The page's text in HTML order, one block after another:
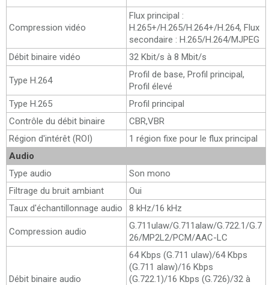
Compression vidéo
Flux principal :
H.265+/H.265/H.264+/H.264, Flux
secondaire : H.265/H.264/MJPEG
Débit binaire vidéo
32 Kbit/s à 8 Mbit/s
Type H.264
Profil de base, Profil principal,
Profil élevé
Type H.265
Profil principal
Contrôle du débit binaire
CBR,VBR
Région d'intérêt (ROI)
1 région fixe pour le flux principal
Audio
Type audio
Son mono
Filtrage du bruit ambiant
Oui
Taux d'échantillonnage audio
8 kHz/16 kHz
Compression audio
G.711ulaw/G.711alaw/G.722.1/G.7
26/MP2L2/PCM/AAC-LC
Débit binaire audio
64 Kbps (G.711 ulaw)/64 Kbps
(G.711 alaw)/16 Kbps
(G.722.1)/16 Kbps (G.726)/32 à